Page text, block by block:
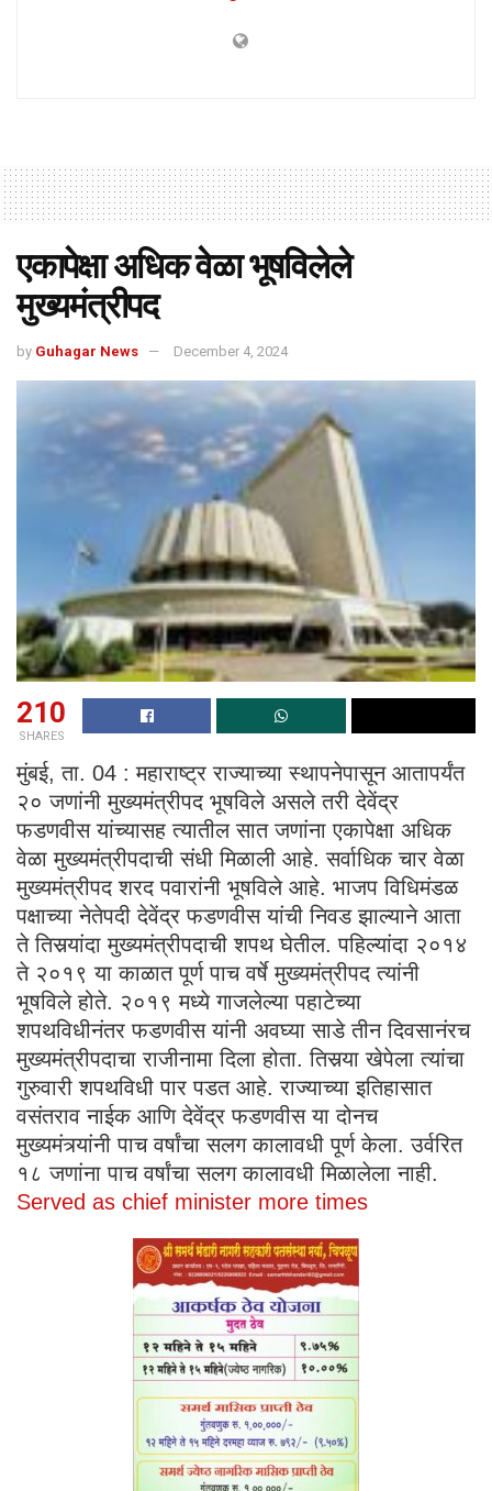
एकापेक्षा अधिक वेळा भूषविलेले
मुख्यमंत्रीपद
by Guhagar News December 4, 2024
210
SHARES
मुंबई, ता. 04 : महाराष्ट्र राज्याच्या स्थापनेपासून आतापर्यंत
२० जणांनी मुख्यमंत्रीपद भूषविले असले तरी देवेंद्र
फडणवीस यांच्यासह त्यातील सात जणांना एकापेक्षा अधिक
वेळा मुख्यमंत्रीपदाची संधी मिळाली आहे. सर्वाधिक चार वेळा
मुख्यमंत्रीपद शरद पवारांनी भूषविले आहे. भाजप विधिमंडळ
पक्षाच्या नेतेपदी देवेंद्र फडणवीस यांची निवड झाल्याने आता
ते तिसर्‍यांदा मुख्यमंत्रीपदाची शपथ घेतील. पहिल्यांदा २०१४
ते २०१९ या काळात पूर्ण पाच वर्षे मुख्यमंत्रीपद त्यांनी
भूषविले होते. २०१९ मध्ये गाजलेल्या पहाटेच्या
शपथविधीनंतर फडणवीस यांनी अवघ्या साडे तीन दिवसानंरच
मुख्यमंत्रीपदाचा राजीनामा दिला होता. तिसर्‍या खेपेला त्यांचा
गुरुवारी शपथविधी पार पडत आहे. राज्याच्या इतिहासात
वसंतराव नाईक आणि देवेंद्र फडणवीस या दोनच
मुख्यमंत्र्यांनी पाच वर्षांचा सलग कालावधी पूर्ण केला. उर्वरित
१८ जणांना पाच वर्षांचा सलग कालावधी मिळालेला नाही.
Served as chief minister more times